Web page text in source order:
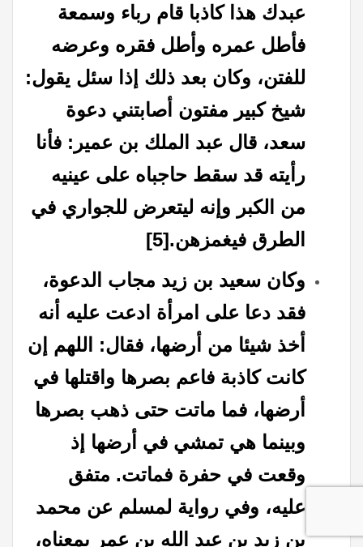
عبدك هذا كاذبا قام رباء وسمعة
فأطل عمره وأطل فقره وعرضه
للفتن، وكان بعد ذلك إذا سئل يقول:
شيخ كبير مفتون أصابتني دعوة
سعد، قال عبد الملك بن عمير: فأنا
رأيته قد سقط حاجباه على عينيه
من الكبر وإنه ليتعرض للجواري في
الطرق فيغمزهن.
[5]
وكان سعید بن زید مجاب الدعوة،
فقد دعا على امرأة ادعت عليه أنه
أخذ شيئا من أرضها، فقال: اللهم إن
كانت كاذبة فاعم بصرها واقتلها في
أرضها، فما ماتت حتى ذهب بصرها
وبينما هي تمشي في أرضها إذ
وقعت في حفرة فماتت. متفق
عليه، وفي رواية لمسلم عن محمد
بن زید بن عبد الله بن عمر بمعناه،